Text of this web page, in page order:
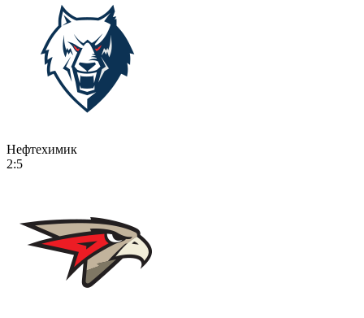
Нефтехимик
2:5